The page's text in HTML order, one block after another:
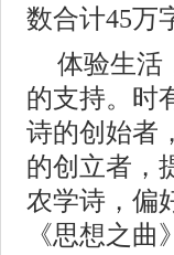
数合计45万
体验生活
的支持。时
诗的创始者
的创立者，
农学诗，偏
《思想之